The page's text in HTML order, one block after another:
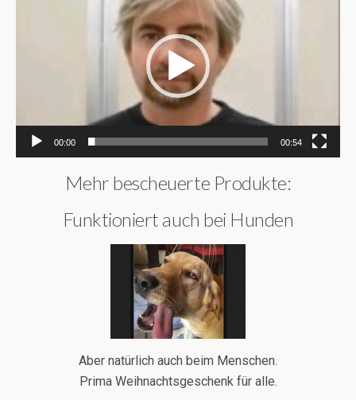
00:00 00:54
Mehr bescheuerte Produkte:
Funktioniert auch bei Hunden
Aber natürlich auch beim Menschen.
Prima Weihnachtsgeschenk für alle.